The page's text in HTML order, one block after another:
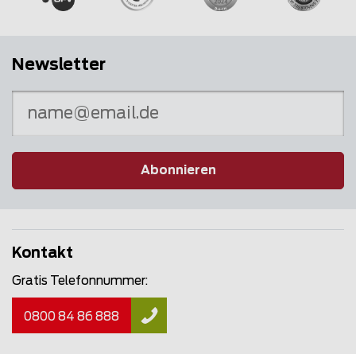
Newsletter
Abonnieren
Kontakt
Gratis Telefonnummer:
0800 84 86 888